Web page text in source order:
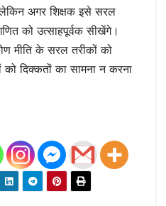
अगर शिक्षक इसे सरल
गणित को उत्साहपूर्वक सीखेंगे।
मीति के सरल तरीकों को
को दिक्कतों का सामना न करना